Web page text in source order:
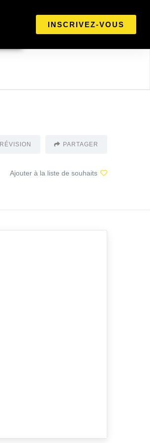
INSCRIVEZ-VOUS
RÉVISION PARTAGER
Ajouter à la liste de souhaits